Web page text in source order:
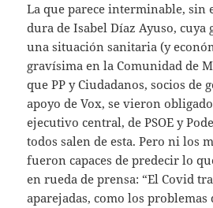
La que parece interminable, sin
dura de Isabel Díaz Ayuso, cuya
una situación sanitaria (y
gravísima en la Comunidad de
que PP y Ciudadanos, socios de
apoyo de Vox, se vieron
ejecutivo central, de PSOE y
todos salen de esta. Pero ni los
fueron capaces de predecir lo
en rueda de prensa: “El Covid
aparejadas, como los problemas